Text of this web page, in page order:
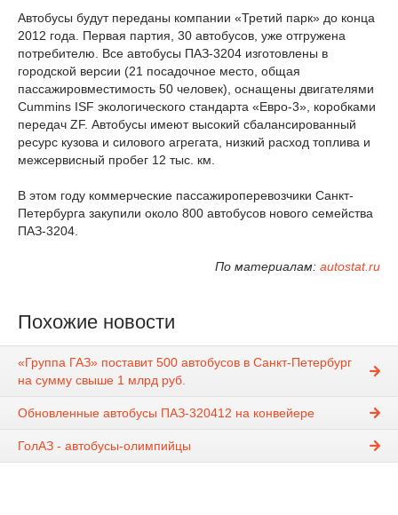
Автобусы будут переданы компании «Третий парк» до конца
2012 года. Первая партия, 30 автобусов, уже отгружена
потребителю. Все автобусы ПАЗ-3204 изготовлены в
городской версии (21 посадочное место, общая
пассажировместимость 50 человек), оснащены двигателями
Cummins ISF экологического стандарта «Евро-3», коробками
передач ZF. Автобусы имеют высокий сбалансированный
ресурс кузова и силового агрегата, низкий расход топлива и
межсервисный пробег 12 тыс. км.
В этом году коммерческие пассажироперевозчики Санкт-
Петербурга закупили около 800 автобусов нового семейства
ПАЗ-3204.
По материалам: autostat.ru
Похожие новости
«Группа ГАЗ» поставит 500 автобусов в Санкт-Петербург
на сумму свыше 1 млрд руб.
Обновленные автобусы ПАЗ-320412 на конвейере
ГолАЗ - автобусы-олимпийцы